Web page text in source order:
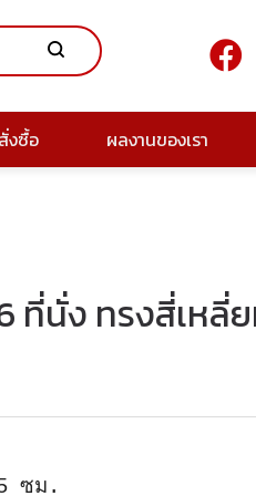
งซื้อ ผลงานของเรา
ที่นั่ง ทรงสี่เหลี่
ซม.